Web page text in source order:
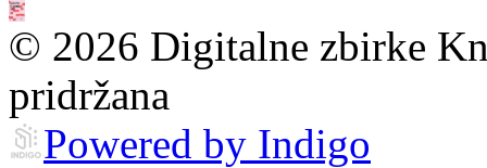
© 2026 Digitalne zbirke
pridržana
Powered by Indigo